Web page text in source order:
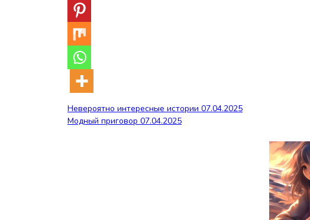
Навигация
Невероятно интересные истории 07.04.2025
Модный приговор 07.04.2025